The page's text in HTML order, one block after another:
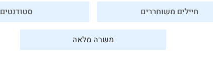
חיילים משוחררים סטודנטים
משרה מלאה